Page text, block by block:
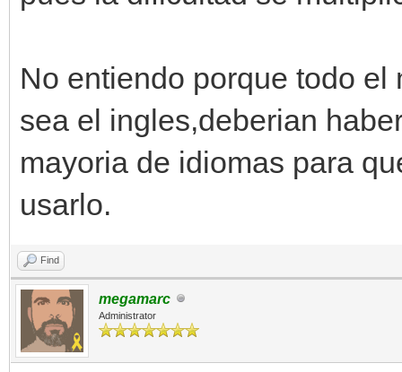
No entiendo porque todo
sea el ingles,deberian
mayoria de idiomas para
usarlo.
Find
megamarc
Administrator